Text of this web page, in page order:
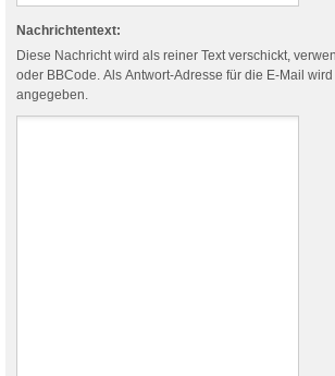
Nachrichtentext:
Diese Nachricht wird als reiner Text verschickt,
oder BBCode. Als Antwort-Adresse für die E-Mail
angegeben.